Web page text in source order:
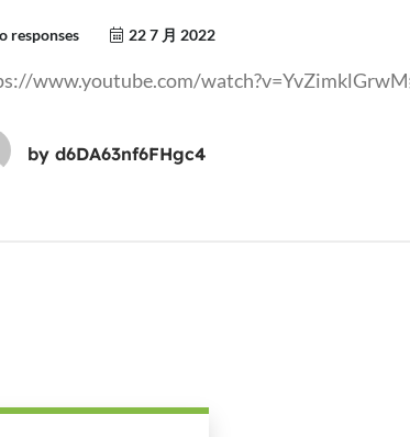
responses 22 7 月 2022
www.youtube.com/
by d6DA63nf6FHgc4